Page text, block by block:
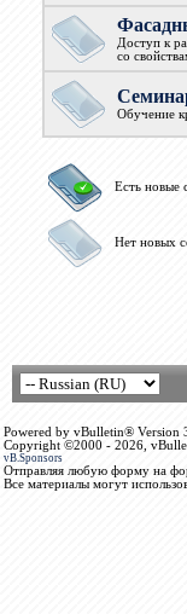
Доступ к
со
Обучение
Есть новые
Нет новых
Powered by vBulletin® Version
Copyright ©2000 - 2026,
vB.Sponsors
Отправляя любую форму на
Все материалы могут